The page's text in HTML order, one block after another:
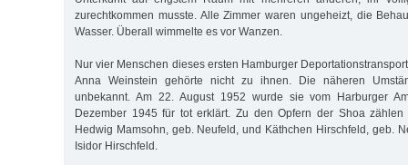
zurechtkommen musste. Alle Zimmer waren ungeheizt, die
Wasser. Überall wimmelte es vor Wanzen.
Nur vier Menschen dieses ersten Hamburger
Anna Weinstein gehörte nicht zu ihnen. Die näheren
unbekannt. Am 22. August 1952 wurde sie vom Harburger
Dezember 1945 für tot erklärt. Zu den Opfern der Shoa zählen
Hedwig Mamsohn, geb. Neufeld, und Käthchen Hirschfeld, geb.
Isidor Hirschfeld.